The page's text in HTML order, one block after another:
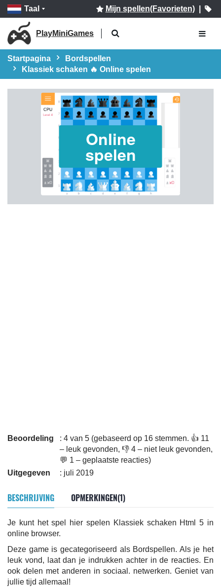
Taal Mijn spellen(Favorieten)|
PlayMiniGames
Startpagina
Bordspellen
Klassiek schaken 🔥 Online spelen
Online
spelen
Beoordeling
: 4 van 5 (gebaseerd op 16 stemmen. 👍 11
– leuk gevonden, 👎 4 – niet leuk gevonden,
💬 1 – geplaatste reacties)
Uitgegeven
: juli 2019
BESCHRIJVING OPMERKINGEN(1)
Je kunt het spel hier spelen Klassiek schaken Html 5 in
online browser.
Deze game is gecategoriseerd als Bordspellen. Als je het
leuk vond, laat dan je indrukken achter in de reacties. En
ook delen met anderen in sociaal. netwerken. Geniet van
jullie tijd allemaal!